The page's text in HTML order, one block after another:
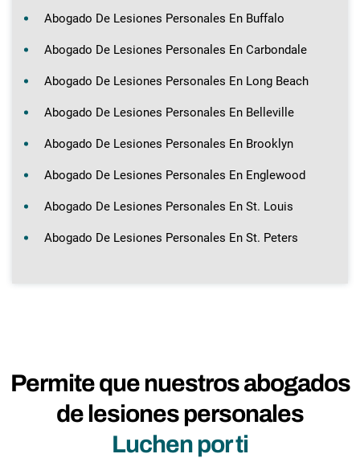
Abogado De Lesiones Personales En Buffalo
Abogado De Lesiones Personales En Carbondale
Abogado De Lesiones Personales En Long Beach
Abogado De Lesiones Personales En Belleville
Abogado De Lesiones Personales En Brooklyn
Abogado De Lesiones Personales En Englewood
Abogado De Lesiones Personales En St. Louis
Abogado De Lesiones Personales En St. Peters
Permite que nuestros abogados
de lesiones personales
Luchen por ti